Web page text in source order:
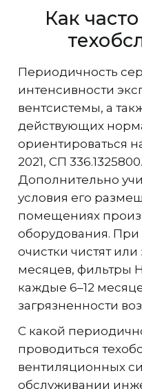
Как
Периодичность
интенсивности
вентсистемы, а
действующих
ориентироваться
2021, СП
Дополнительно
условия его
помещениях
оборудования. При
очистки чистят
месяцев, фильтры
каждые 6–12
загрязненности
С какой
проводиться
вентиляционных
обслуживании